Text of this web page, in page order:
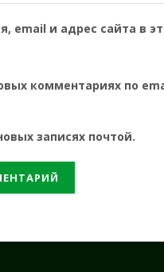
email и адрес сайта в
комментариях по
записях почтой.